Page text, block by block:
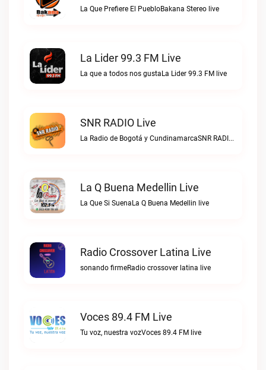
La Que Prefiere El PuebloBakana Stereo live
La Lider 99.3 FM Live
La que a todos nos gustaLa Lider 99.3 FM live
SNR RADIO Live
La Radio de Bogotá y CundinamarcaSNR RADIO live
La Q Buena Medellin Live
La Que Si SuenaLa Q Buena Medellin live
Radio Crossover Latina Live
sonando firmeRadio crossover latina live
Voces 89.4 FM Live
Tu voz, nuestra vozVoces 89.4 FM live